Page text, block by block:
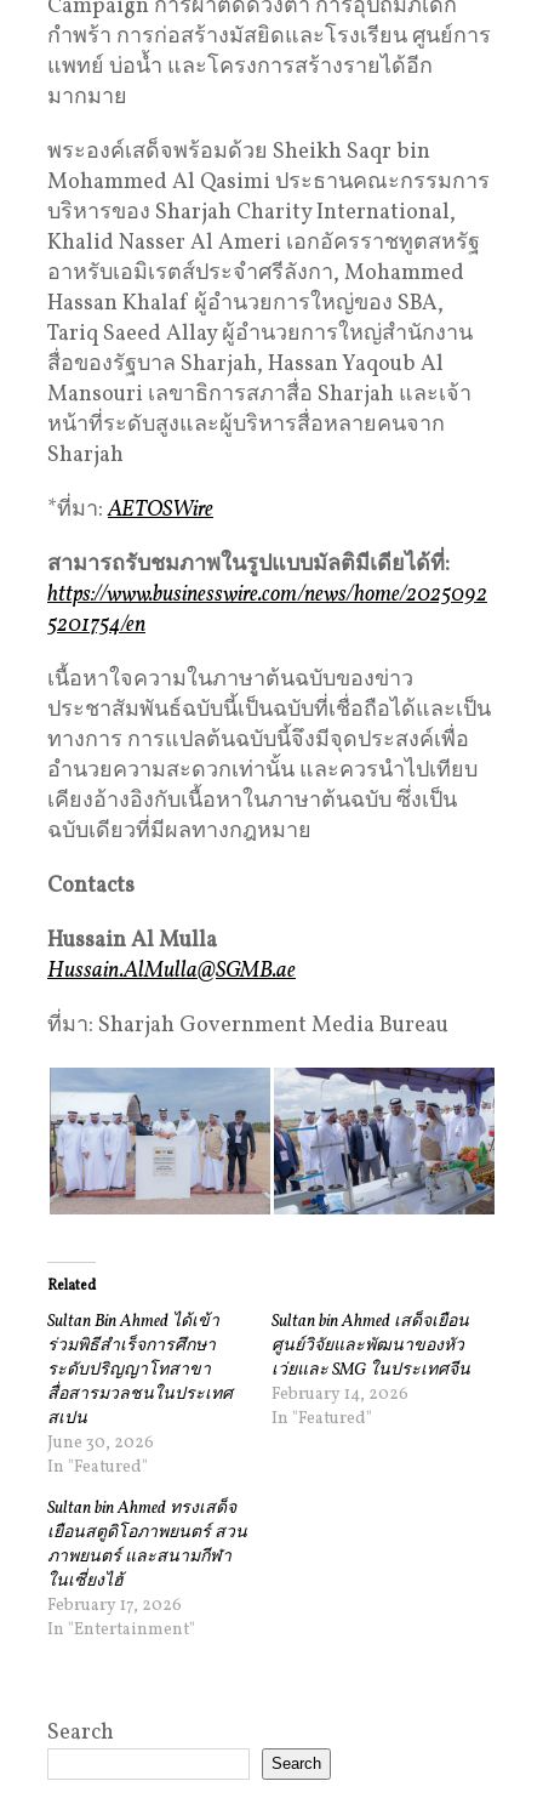
Campaign การผ่าตัดดวงตา การอุปถัมภ์เด็ก
กำพร้า การก่อสร้างมัสยิดและโรงเรียน ศูนย์การ
แพทย์ บ่อน้ำ และโครงการสร้างรายได้อีก
มากมาย
พระองค์เสด็จพร้อมด้วย Sheikh Saqr bin
Mohammed Al Qasimi ประธานคณะกรรมการ
บริหารของ Sharjah Charity International,
Khalid Nasser Al Ameri เอกอัครราชทูตสหรัฐ
อาหรับเอมิเรตส์ประจำศรีลังกา, Mohammed
Hassan Khalaf ผู้อำนวยการใหญ่ของ SBA,
Tariq Saeed Allay ผู้อำนวยการใหญ่สำนักงาน
สื่อของรัฐบาล Sharjah, Hassan Yaqoub Al
Mansouri เลขาธิการสภาสื่อ Sharjah และเจ้า
หน้าที่ระดับสูงและผู้บริหารสื่อหลายคนจาก
Sharjah
*ที่มา:AETOSWire
สามารถรับชมภาพในรูปแบบมัลติมีเดียได้ที่:
https://www.businesswire.com/news/home/2025092
5201754/en
เนื้อหาใจความในภาษาต้นฉบับของข่าว
ประชาสัมพันธ์ฉบับนี้เป็นฉบับที่เชื่อถือได้และเป็น
ทางการ การแปลต้นฉบับนี้จึงมีจุดประสงค์เพื่อ
อำนวยความสะดวกเท่านั้น และควรนำไปเทียบ
เคียงอ้างอิงกับเนื้อหาในภาษาต้นฉบับ ซึ่งเป็น
ฉบับเดียวที่มีผลทางกฎหมาย
Contacts
Hussain Al Mulla
Hussain.AlMulla@SGMB.ae
ที่มา: Sharjah Government Media Bureau
Related
Sultan Bin Ahmed ได้เข้า
ร่วมพิธีสำเร็จการศึกษา
ระดับปริญญาโทสาขา
สื่อสารมวลชนในประเทศ
สเปน
June 30, 2026
In "Featured"
Sultan bin Ahmed เสด็จเยือน
ศูนย์วิจัยและพัฒนาของหัว
เว่ยและ SMG ในประเทศจีน
February 14, 2026
In "Featured"
Sultan bin Ahmed ทรงเสด็จ
เยือนสตูดิโอภาพยนตร์ สวน
ภาพยนตร์ และสนามกีฬา
ในเซี่ยงไฮ้
February 17, 2026
In "Entertainment"
Search
Search